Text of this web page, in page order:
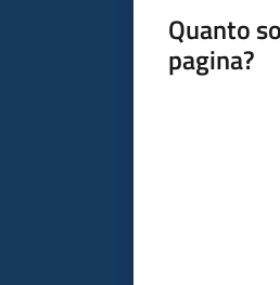
Quanto
pagina?